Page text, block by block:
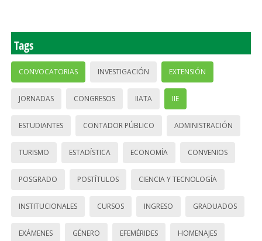
Tags
CONVOCATORIAS INVESTIGACIÓN EXTENSIÓN
JORNADAS CONGRESOS IIATA IIE
ESTUDIANTES CONTADOR PÚBLICO ADMINISTRACIÓN
TURISMO ESTADÍSTICA ECONOMÍA CONVENIOS
POSGRADO POSTÍTULOS CIENCIA Y TECNOLOGÍA
INSTITUCIONALES CURSOS INGRESO GRADUADOS
EXÁMENES GÉNERO EFEMÉRIDES HOMENAJES